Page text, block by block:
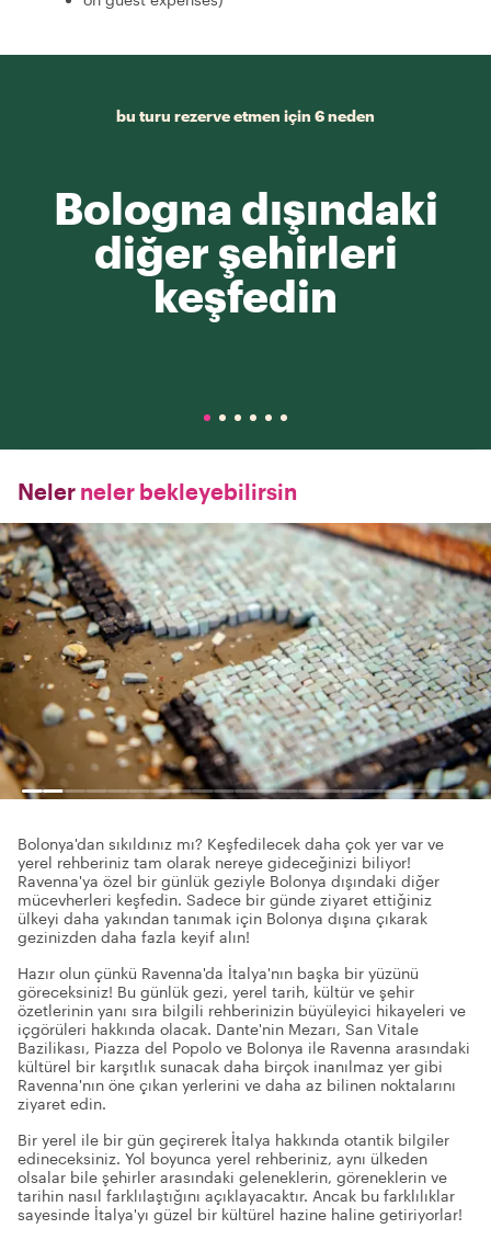
bu turu rezerve etmen için 6 neden
Bologna dışındaki
diğer şehirleri
keşfedin
Neler neler bekleyebilirsin
Bolonya'dan sıkıldınız mı? Keşfedilecek daha çok yer var ve
yerel rehberiniz tam olarak nereye gideceğinizi biliyor!
Ravenna'ya özel bir günlük geziyle Bolonya dışındaki diğer
mücevherleri keşfedin. Sadece bir günde ziyaret ettiğiniz
ülkeyi daha yakından tanımak için Bolonya dışına çıkarak
gezinizden daha fazla keyif alın!
Hazır olun çünkü Ravenna'da İtalya'nın başka bir yüzünü
göreceksiniz! Bu günlük gezi, yerel tarih, kültür ve şehir
özetlerinin yanı sıra bilgili rehberinizin büyüleyici hikayeleri ve
içgörüleri hakkında olacak. Dante'nin Mezarı, San Vitale
Bazilikası, Piazza del Popolo ve Bolonya ile Ravenna arasındaki
kültürel bir karşıtlık sunacak daha birçok inanılmaz yer gibi
Ravenna'nın öne çıkan yerlerini ve daha az bilinen noktalarını
ziyaret edin.
Bir yerel ile bir gün geçirerek İtalya hakkında otantik bilgiler
edineceksiniz. Yol boyunca yerel rehberiniz, aynı ülkeden
olsalar bile şehirler arasındaki geleneklerin, göreneklerin ve
tarihin nasıl farklılaştığını açıklayacaktır. Ancak bu farklılıklar
sayesinde İtalya'yı güzel bir kültürel hazine haline getiriyorlar!